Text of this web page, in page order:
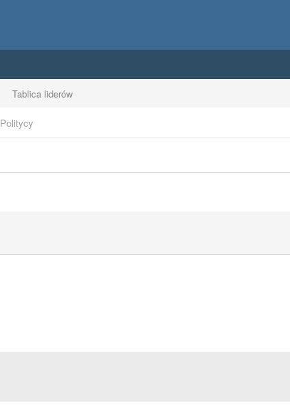
Tablica liderów
Politycy